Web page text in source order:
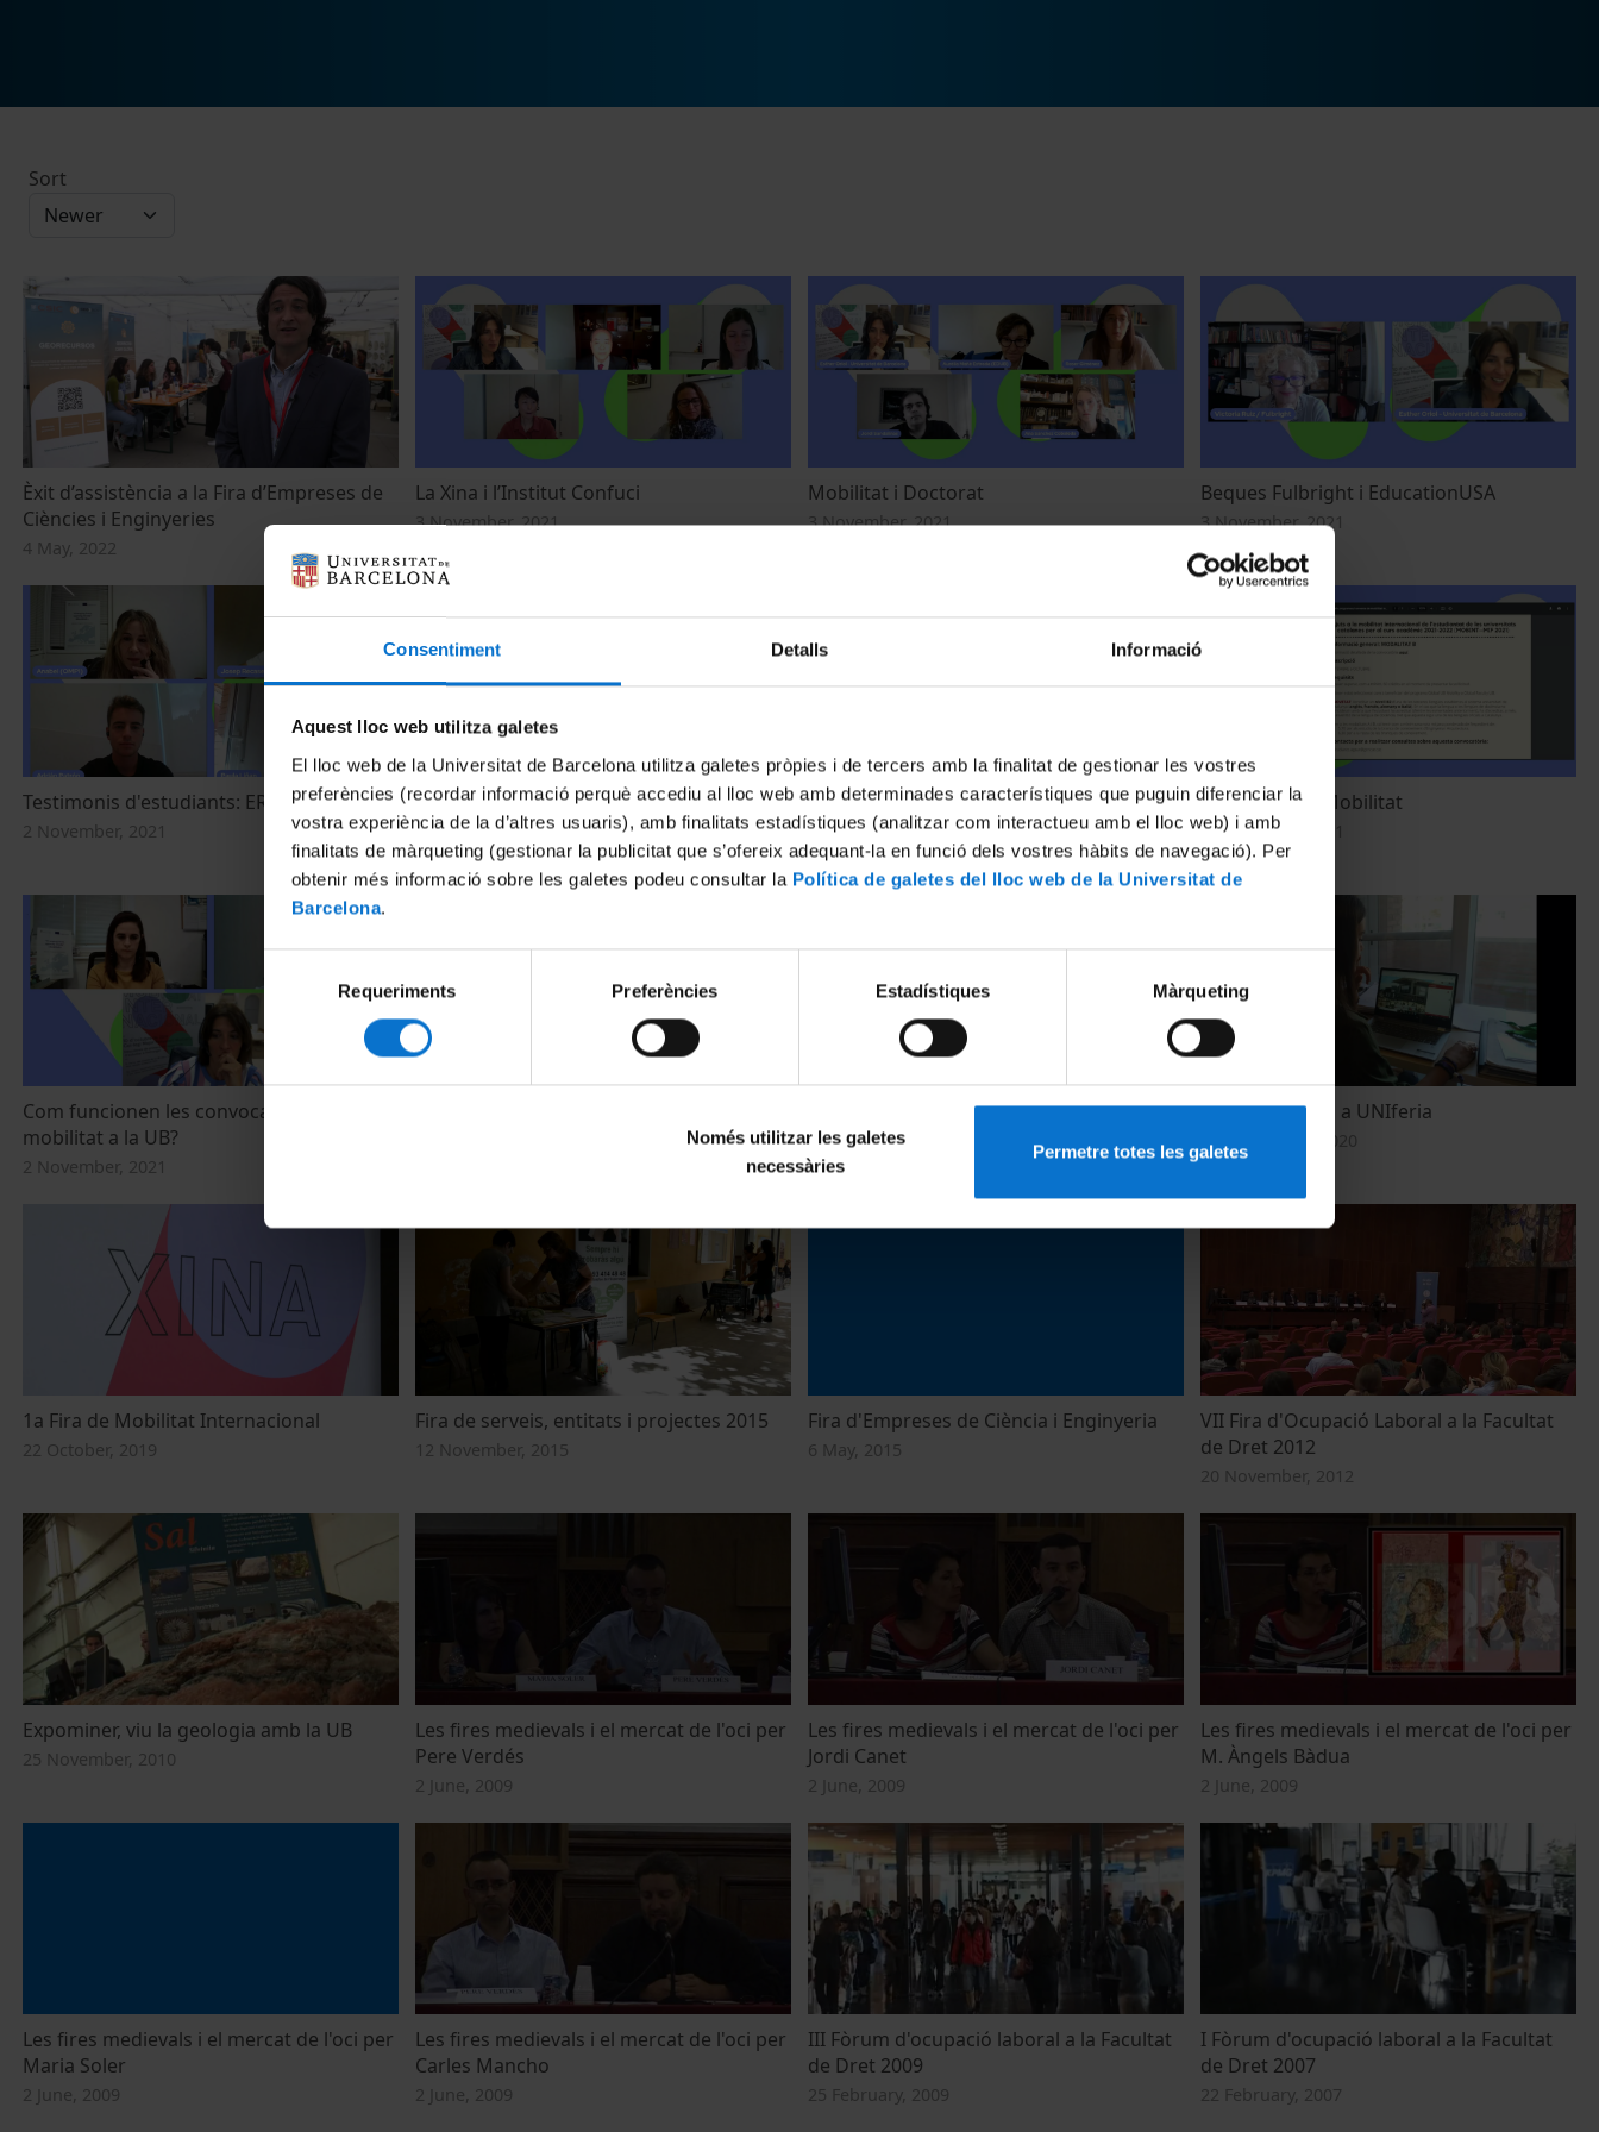
Consentiment Detalls Informació
Aquest lloc web utilitza galetes
El lloc web de la Universitat de Barcelona utilitza galetes pròpies i de tercers amb la finalitat de gestionar les vostres
preferències (recordar informació perquè accediu al lloc web amb determinades característiques que puguin diferenciar la
vostra experiència de la d’altres usuaris), amb finalitats estadístiques (analitzar com interactueu amb el lloc web) i amb
finalitats de màrqueting (gestionar la publicitat que s’ofereix adequant-la en funció dels vostres hàbits de navegació). Per
obtenir més informació sobre les galetes podeu consultar la Política de galetes del lloc web de la Universitat de
Barcelona.
de
consentiment
Requeriments Preferències Estadístiques Màrqueting
Només utilitzar les galetes
necessàries
Permetre totes les galetes
Sort
Èxit d’assistència a la Fira d’Empreses de
Ciències i Enginyeries
4 May, 2022
La Xina i l’Institut Confuci
3 November, 2021
Mobilitat i Doctorat
3 November, 2021
Beques Fulbright i EducationUSA
3 November, 2021
Testimonis d'estudiants: ERASMUS
2 November, 2021
Multilingüitza’t Intercanvis lingüístics
virtuals
2 November, 2021
La importància dels idiomes abans,
durant i després d’una mobilitat
2 November, 2021
Ajuts per a la Mobilitat
2 November, 2021
Com funcionen les convocatòries de
mobilitat a la UB?
2 November, 2021
3a Fira de Mobilitat Internacional UB.
Sessió 18 d'octubre
18 October, 2021
La UB participa a UNIferia
24 September, 2020
1a Fira de Mobilitat Internacional
22 October, 2019
Fira de serveis, entitats i projectes 2015
12 November, 2015
Fira d'Empreses de Ciència i Enginyeria
6 May, 2015
VII Fira d'Ocupació Laboral a la Facultat
de Dret 2012
20 November, 2012
Expominer, viu la geologia amb la UB
25 November, 2010
Les fires medievals i el mercat de l'oci per
Pere Verdés
2 June, 2009
Les fires medievals i el mercat de l'oci per
Jordi Canet
2 June, 2009
Les fires medievals i el mercat de l'oci per
M. Àngels Bàdua
2 June, 2009
Les fires medievals i el mercat de l'oci per
Maria Soler
2 June, 2009
Les fires medievals i el mercat de l'oci per
Carles Mancho
2 June, 2009
III Fòrum d'ocupació laboral a la Facultat
de Dret 2009
25 February, 2009
I Fòrum d'ocupació laboral a la Facultat
de Dret 2007
22 February, 2007